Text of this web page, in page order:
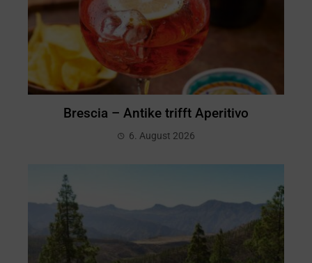
Brescia – Antike trifft Aperitivo
6. August 2026